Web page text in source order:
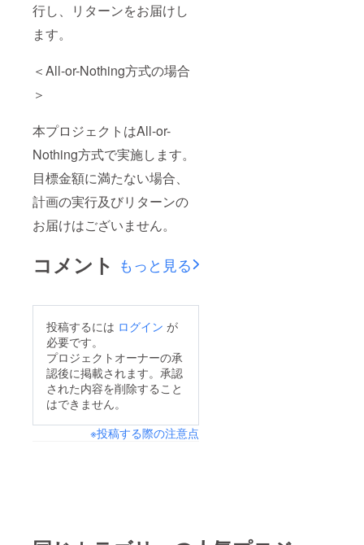
行し、リターンをお届けし
ます。
＜All-or-Nothing方式の場合
＞
本プロジェクトはAll-or-
Nothing方式で実施します。
目標金額に満たない場合、
計画の実行及びリターンの
お届けはございません。
コメント もっと見る
投稿するには ログイン が
必要です。
プロジェクトオーナーの承
認後に掲載されます。承認
された内容を削除すること
はできません。
※投稿する際の注意点